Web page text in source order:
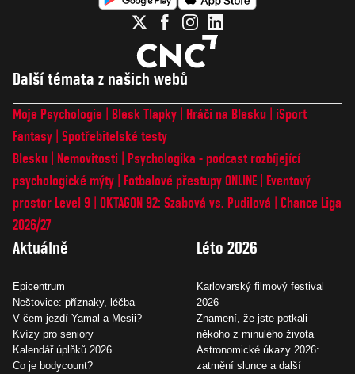
Další témata z našich webů
Moje Psychologie Blesk Tlapky Hráči na Blesku
iSport
Fantasy Spotřebitelské testy
Blesku
Nemovitosti
Psychologika - podcast rozbíjející
psychologické mýty
Fotbalové přestupy ONLINE
Eventový
prostor Level 9 OKTAGON 92: Szabová vs. Pudilová
Chance Liga
2026/27
Aktuálně
Epicentrum
Neštovice: příznaky, léčba
V čem jezdí Yamal a Mesii?
Kvízy pro seniory
Kalendář úplňků 2026
Co je bodycount?
Léto 2026
Karlovarský filmový festival
2026
Znamení, že jste potkali
někoho z minulého života
Astronomické úkazy 2026:
zatmění slunce a další